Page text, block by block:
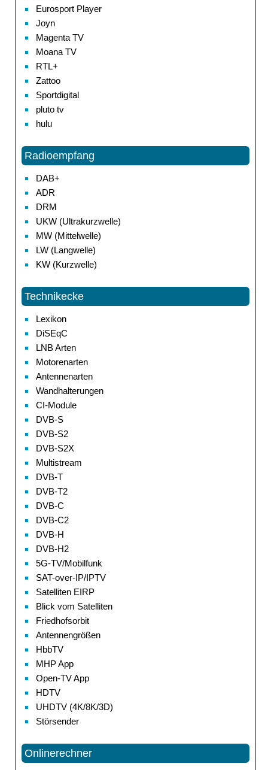
Eurosport Player
Joyn
Magenta TV
Moana TV
RTL+
Zattoo
Sportdigital
pluto tv
hulu
Radioempfang
DAB+
ADR
DRM
UKW (Ultrakurzwelle)
MW (Mittelwelle)
LW (Langwelle)
KW (Kurzwelle)
Technikecke
Lexikon
DiSEqC
LNB Arten
Motorenarten
Antennenarten
Wandhalterungen
CI-Module
DVB-S
DVB-S2
DVB-S2X
Multistream
DVB-T
DVB-T2
DVB-C
DVB-C2
DVB-H
DVB-H2
5G-TV/Mobilfunk
SAT-over-IP/IPTV
Satelliten EIRP
Blick vom Satelliten
Friedhofsorbit
Antennengrößen
HbbTV
MHP App
Open-TV App
HDTV
UHDTV (4K/8K/3D)
Störsender
Onlinerechner